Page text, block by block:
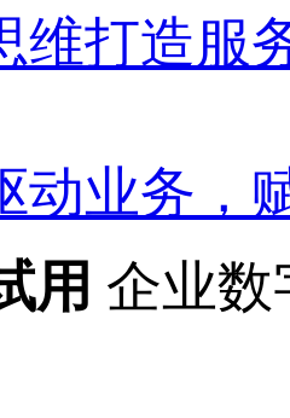
维打造服
动业务，
用 企业数